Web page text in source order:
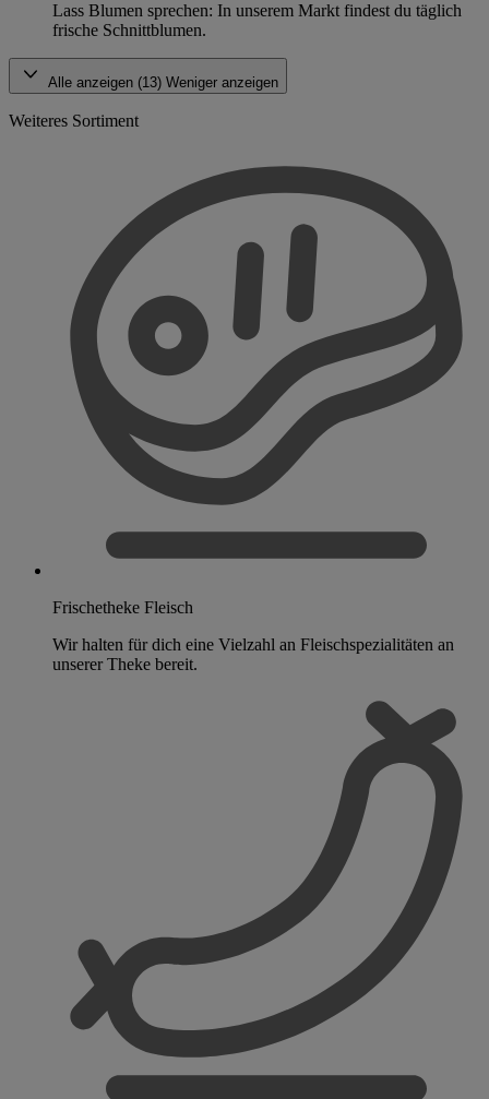
Lass Blumen sprechen: In unserem Markt findest du täglich
frische Schnittblumen.
Alle anzeigen (13) Weniger anzeigen
Weiteres Sortiment
Frischetheke Fleisch
Wir halten für dich eine Vielzahl an Fleischspezialitäten an
unserer Theke bereit.